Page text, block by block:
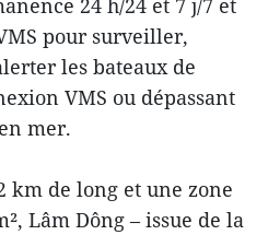
24 h/24 et 7 j/7 et
pour surveiller,
les bateaux de
VMS ou dépassant
mer.
km de long et une zone
Lâm Dông – issue de la